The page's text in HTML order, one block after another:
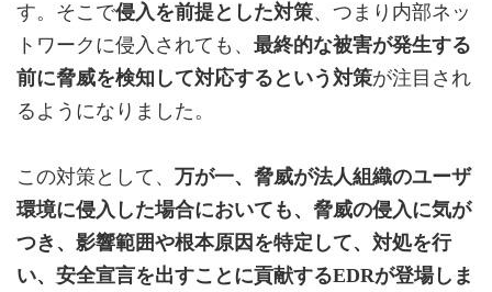
す。そこで侵入を前提とした対策、つまり内部ネッ
トワークに侵入されても、 最終的な被害が発生する
前に脅威を検知して対応するという対策が注目され
るようになりました。
この対策として、 万が一、脅威が法人組織のユーザ
環境に侵入した場合においても、脅威の侵入に気が
つき、影響範囲や根本原因を特定して、対処を行
い、安全宣言を出すことに貢献するEDRが登場しま